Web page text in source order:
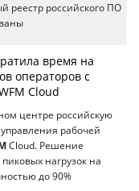
реестр российского ПО
время на
операторов с
Cloud
центре российскую
рабочей
Cloud. Решение
нагрузок на
до 90%